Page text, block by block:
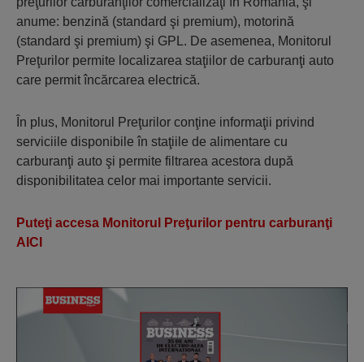
anume: benzină (standard şi premium), motorină
(standard şi premium) şi GPL. De asemenea, Monitorul
Preţurilor permite localizarea staţiilor de carburanţi auto
care permit încărcarea electrică.
În plus, Monitorul Preţurilor conţine informaţii privind
serviciile disponibile în staţiile de alimentare cu
carburanţi auto şi permite filtrarea acestora după
disponibilitatea celor mai importante servicii.
Puteţi accesa Monitorul Preţurilor pentru carburanţi
AICI